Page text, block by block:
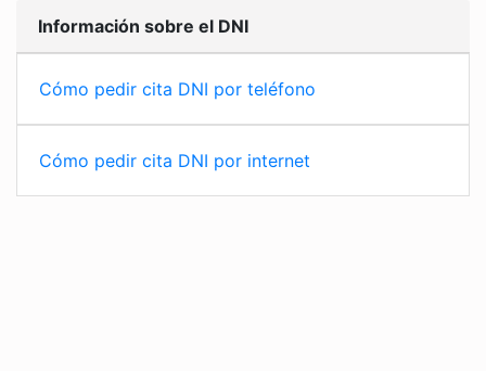
Información sobre el DNI
Cómo pedir cita DNI por teléfono
Cómo pedir cita DNI por internet